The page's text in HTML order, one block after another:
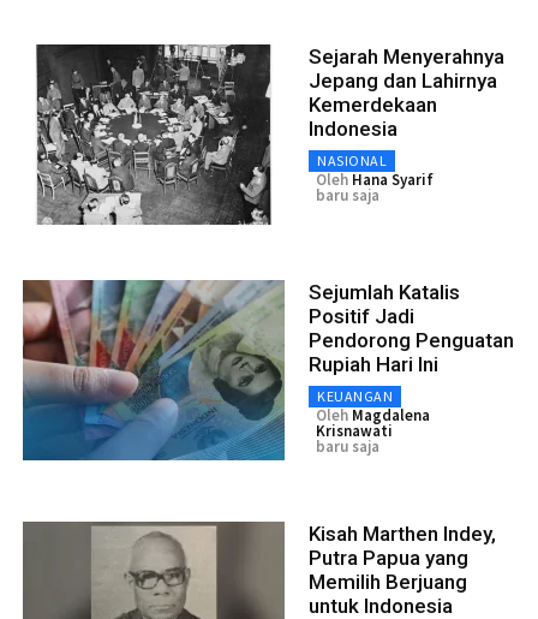
Sejarah Menyerahnya
Jepang dan Lahirnya
Kemerdekaan
Indonesia
NASIONAL
Oleh Hana Syarif
baru saja
Sejumlah Katalis
Positif Jadi
Pendorong Penguatan
Rupiah Hari Ini
KEUANGAN
Oleh Magdalena
Krisnawati
baru saja
Kisah Marthen Indey,
Putra Papua yang
Memilih Berjuang
untuk Indonesia